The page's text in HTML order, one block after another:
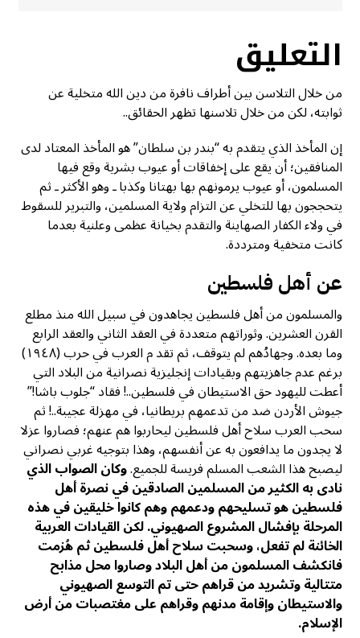
التعليق
من خلال التلاسن بين أطراف نافرة من دين الله متخلية عن
ثوابته، لكن من خلال تلاسنها تظهر الحقائق..
إن المأخذ الذي يتقدم به “بندر بن سلطان” هو المأخذ المعتاد لدى
المنافقين؛ أن يقع على إخفاقات أو عيوب بشرية وقع فيها
المسلمون، أو عيوب يرمونهم بها بهتانا وكذبا ـ وهو الأكثر ـ ثم
يتحججون بها للتخلي عن التزام ولاية المسلمين، والتبرير للسقوط
في ولاء الكفار الصهاينة والتقدم بخيانة عظمى وعلنية بعدما
كانت متخفية ومترددة.
عن أهل فلسطين
والمسلمون من أهل فلسطين يجاهدون في سبيل الله منذ مطلع
القرن العشرين. وثوراتهم متعددة في العقد الثاني والعقد الرابع
وما بعده. وجهادُهم لم يتوقف، ثم تقد م العرب في حرب (١٩٤٨)
برغم عدم جاهزيتهم وبقيادات إنجليزية نصرانية من البلاد التي
أعطت لليهود حق الاستيطان في فلسطين..! فقاد “جلوب باشا!”
جيوش الأردن ضد من تدعمهم بريطانيا، في مهزلة عجيبة..! ثم
سحب العرب سلاح أهل فلسطين ليحاربوا هم عنهم؛ فصاروا عزلا
لا يجدون ما يدافعون به عن أنفسهم، وهذا بتوجيه غربي نصراني
ليصبح هذا الشعب المسلم فريسة للجميع.وكان الصواب الذي
نادى به الكثير من المسلمين الصادقين في نصرة أهل
فلسطين هو تسليحهم ودعمهم وهم كانوا خليقين في هذه
المرحلة بإفشال المشروع الصهيوني. لكن القيادات العربية
الخائنة لم تفعل، وسحبت سلاح أهل فلسطين ثم هُزمت
فانكشف المسلمون من أهل البلاد وصاروا محل مذابح
متتالية وتشريد من قراهم حتى تم التوسع الصهيوني
والاستيطان وإقامة مدنهم وقراهم على مغتصبات من أرض
الإسلام.